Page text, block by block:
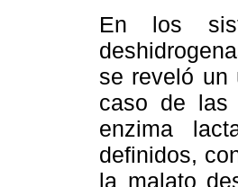
En los
se reveló un
caso de las
enzima
definidos,
la malato